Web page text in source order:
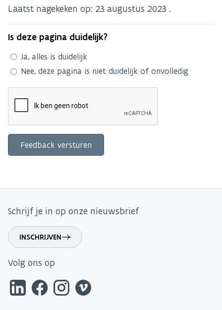
Laatst nagekeken op: 23 augustus 2023 .
Is deze pagina duidelijk?
Ja, alles is duidelijk
Nee, deze pagina is niet duidelijk of onvolledig
Schrijf je in op onze nieuwsbrief
INSCHRIJVEN
Volg ons op